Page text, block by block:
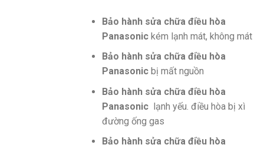
Bảo hành sửa chữa điều hòa
Panasonic kém lạnh mát, không mát
Bảo hành sửa chữa điều hòa
Panasonicbị mất nguồn
Bảo hành sửa chữa điều hòa
Panasonic lạnh yếu. điều hòa bị xì
đường ống gas
Bảo hành sửa chữa điều hòa